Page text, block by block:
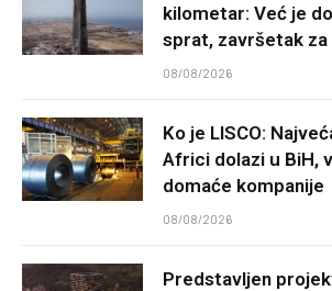
kilometar: Već je
sprat, završetak za
08/08/2026
Ko je LISCO:
Africi dolazi u BiH,
domaće kompanije
08/08/2026
Predstavljen